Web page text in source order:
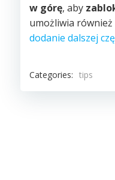
w górę, aby
umożliwia również
dodanie dalszej
Categories: tips